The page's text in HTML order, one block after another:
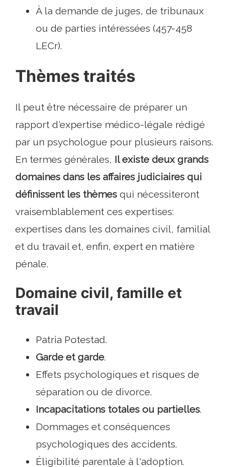
À la demande de juges, de tribunaux
ou de parties intéressées (457-458
LECr).
Thèmes traités
Il peut être nécessaire de préparer un
rapport d'expertise médico-légale rédigé
par un psychologue pour plusieurs raisons.
En termes générales, Il existe deux grands
domaines dans les affaires judiciaires qui
définissent les thèmes qui nécessiteront
vraisemblablement ces expertises:
expertises dans les domaines civil, familial
et du travail et, enfin, expert en matière
pénale.
Domaine civil, famille et
travail
Patria Potestad.
Garde et garde.
Effets psychologiques et risques de
séparation ou de divorce.
Incapacitations totales ou partielles.
Dommages et conséquences
psychologiques des accidents.
Éligibilité parentale à l'adoption.